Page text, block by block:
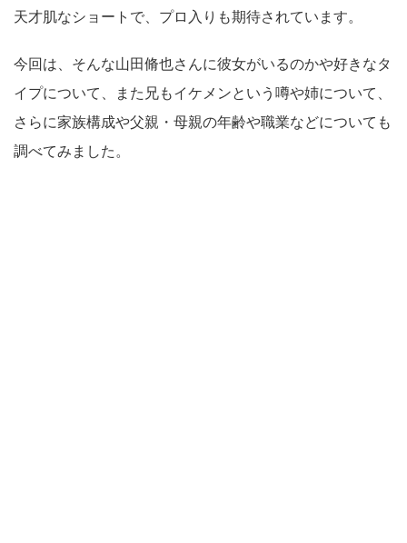
天才肌なショートで、プロ入りも期待されています。
今回は、そんな山田脩也さんに彼女がいるのかや好きなタ
イプについて、また兄もイケメンという噂や姉について、
さらに家族構成や父親・母親の年齢や職業などについても
調べてみました。